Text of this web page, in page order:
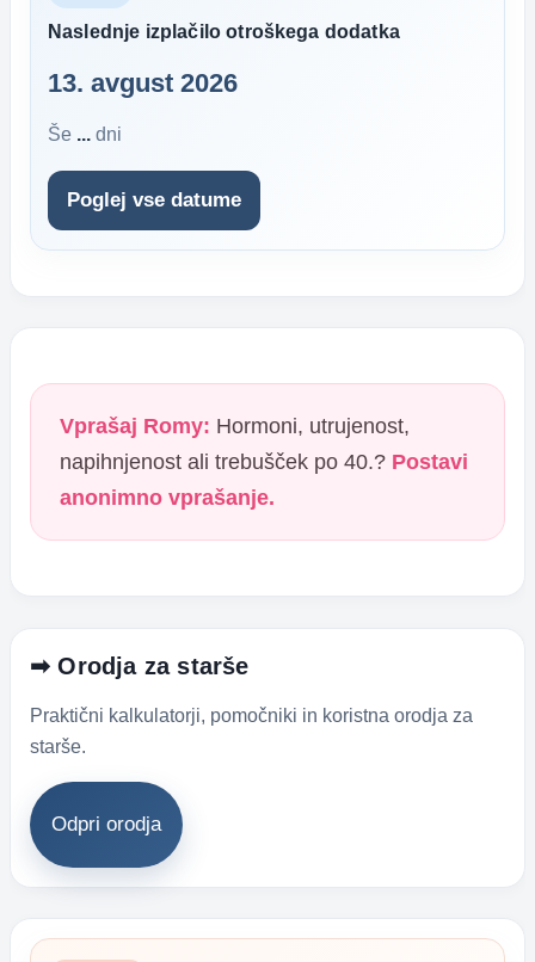
Naslednje izplačilo otroškega dodatka
13. avgust 2026
Še ... dni
Poglej vse datume
Vprašaj Romy: Hormoni, utrujenost,
napihnjenost ali trebušček po 40.? Postavi
anonimno vprašanje.
➡ Orodja za starše
Praktični kalkulatorji, pomočniki in koristna orodja za
starše.
Odpri orodja